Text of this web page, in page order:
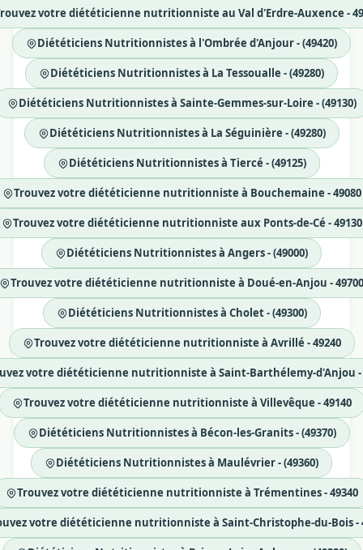
votre diététicienne nutritionniste au Val d'Erdre-Auxence -
Diététiciens Nutritionnistes à l'Ombrée d'Anjour - (49420)
Diététiciens Nutritionnistes à La Tessoualle - (49280)
Diététiciens Nutritionnistes à Sainte-Gemmes-sur-Loire - (49130)
Diététiciens Nutritionnistes à La Séguinière - (49280)
Diététiciens Nutritionnistes à Tiercé - (49125)
Trouvez votre diététicienne nutritionniste à Bouchemaine - 49080
Trouvez votre diététicienne nutritionniste aux Ponts-de-Cé - 49130
Diététiciens Nutritionnistes à Angers - (49000)
Trouvez votre diététicienne nutritionniste à Doué-en-Anjou - 49700
Diététiciens Nutritionnistes à Cholet - (49300)
Trouvez votre diététicienne nutritionniste à Avrillé - 49240
votre diététicienne nutritionniste à Saint-Barthélemy-d'Anjou -
Trouvez votre diététicienne nutritionniste à Villevêque - 49140
Diététiciens Nutritionnistes à Bécon-les-Granits - (49370)
Diététiciens Nutritionnistes à Maulévrier - (49360)
Trouvez votre diététicienne nutritionniste à Trémentines - 49340
votre diététicienne nutritionniste à Saint-Christophe-du-Bois -